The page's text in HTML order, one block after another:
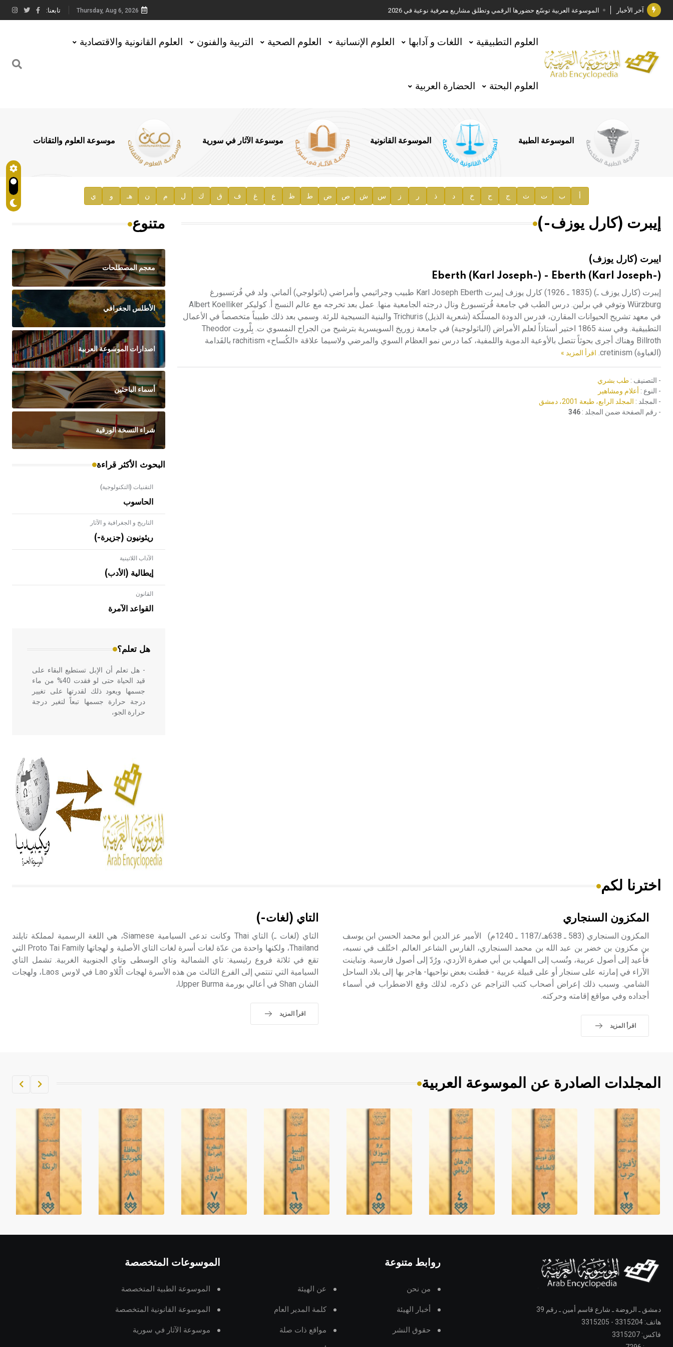
آخر الأخبار الموسوعة العربية توسّع حضورها الرقمي وتطلق مشاريع معرفية نوعية في 2026
جائزة مجمع الملك سلمان العالمي للغة العربية 2025
الأستاذ إياد خالد الطباع مدير عام لهيئة الموسوعة العربية
السيد محمد ياسين صالح وزيرا للثقافة
توصيات مجلس الإدارة
صدور المجلد السابع من موسوعة الآثار في سورية
إعلان..
هيئة الموسوعة العربية تطلق موسوعات جديدة في عام 2026
Thursday, Aug 6, 2026 تابعنا:
العلوم التطبيقية اللغات و آدابها العلوم الإنسانية العلوم الصحية التربية والفنون العلوم القانونية والاقتصادية
العلوم البحتة الحضارة العربية
الموسوعة الطبية الموسوعة القانونية موسوعة الآثار في سورية موسوعة العلوم والتقانات
أ ب ت ث ج ح خ د ذ ر ز س ش ص ض ط ظ ع غ ف ق ك ل م ن هـ و ي
إيبرت (كارل يوزف-)
ايبرت (كارل يوزف)
Eberth (Karl Joseph-) - Eberth (Karl Joseph-)
إيبرت (كارل يوزف ـ) (1835 ـ 1926) كارل يوزف إيبرت Karl Joseph Eberth طبيب وجراثيمي وأمراضي (باثولوجي) ألماني. ولد في فُرتسبورغ
Würzburg وتوفي في برلين. درس الطب في جامعة فُرتسبورغ ونال درجته الجامعية منها. عمل بعد تخرجه مع عالم النسج أ. كوليكر Albert Koelliker
في معهد تشريح الحيوانات المقارن، فدرس الدودة المسلّكة (شعرية الذيل) Trichuris والبنية النسيجية للرئة. وسمي بعد ذلك طبيباً متخصصاً في الأعمال
التطبيقية. وفي سنة 1865 اختير أستاذاً لعلم الأمراض (الباثولوجية) في جامعة زوريخ السويسرية بترشيح من الجراح النمسوي ت. بِلْروت Theodor
Billroth وهناك أجرى بحوثاً تتصل بالأوعية الدموية واللمفية، كما درس نمو العظام السوي والمرضي ولاسيما علاقة «الكُساح» rachitism بالفَدامة
(الغباوة) cretinism.
اقرأ المزيد »
- التصنيف : طب بشري
- النوع : أعلام ومشاهير
- المجلد : المجلد الرابع، طبعة 2001، دمشق
- رقم الصفحة ضمن المجلد : 346
متنوع
معجم المصطلحات
الأطلس الجغرافي
اصدارات الموسوعة العربية
أسماء الباحثين
شراء النسخة الورقية
البحوث الأكثر قراءة
التقنيات (التكنولوجية)
الحاسوب
التاريخ و الجغرافية و الآثار
ريئونيون (جزيرة-)
الآداب اللاتينية
إيطالية (الأدب)
القانون
القواعد الآمرة
هل تعلم؟
- هل تعلم أن الأبلق نوع من الفنون
الهندسية التي ارتبطت بالعمارة الإسلامية
في بلاد الشام ومصر خاصة، حيث يحرص
- هل تعلم أن الإبل تستطيع البقاء على
قيد الحياة حتى لو فقدت 40% من ماء
جسمها ويعود ذلك لقدرتها على تغيير
درجة حرارة جسمها تبعاً لتغير درجة
حرارة الجو،
أربعة مؤلفات هي: الحكم، الأدلة، تنظيم
التغذية، ورسالته في جروح الرأس.
ويعود له الفضل بأنه حرر الطب من
الدين والفلسفة.
- هل تعلم أن المرجان إفراز حيواني
يتكون في البحر ويتركب من مادة
كربونات الكلسيوم، وهو أحمر أو شديد
الحمرة وهو أجود أنواعه، ويمتاز بكبر
الحجم ويسمى الش
الإنكليزية أب
- هل تعلم أن أبجر Abgar اسم معروف
اخترنا لكم
المكزون السنجاري
المكزون السنجاري (583 ـ 638هـ/1187 ـ 1240م) الأمير عز الدين أبو محمد الحسن ابن يوسف
بن مكزون بن خضر بن عبد الله بن محمد السنجاري، الفارس الشاعر العالم. اختُلف في نسبه،
فأُعيد إلى أصول عربية، ونُسب إلى المهلب بن أبي صفرة الأزدي، ورُدّ إلى أصول فارسية. وتباينت
الآراء في إمارته على سنجار أو على قبيلة عربية - قطنت بعض نواحيها- هاجر بها إلى بلاد الساحل
الشامي. وسبب ذلك إعراض أصحاب كتب التراجم عن ذكره، لذلك وقع الاضطراب في أسماء
أجداده وفي مواقع إقامته وحركته.
اقرأ المزيد
التاي (لغات-)
التاي (لغات ـ) التاي Thai وكانت تدعى السيامية Siamese، هي اللغة الرسمية لمملكة تايلند
Thailand، ولكنها واحدة من عدّة لغات أسرة لغات التاي الأصلية و لهجاتها Proto Tai Family التي
تقع في ثلاثة فروع رئيسية: تاي الشمالية وتاي الوسطى وتاي الجنوبية الغربية. تشمل التاي
السيامية التي تنتمي إلى الفرع الثالث من هذه الأسرة لهجات الّلاو Lao في لاوس Laos، ولهجات
الشان Shan في أعالي بورمة Upper Burma،
اقرأ المزيد
المجلدات الصادرة عن الموسوعة العربية
دمشق ـ الروضة ـ شارع قاسم أمين ـ رقم 39
هاتف: 3315204 - 3315205
فاكس: 3315207
روابط متنوعة
من نحن عن الهيئة
أخبار الهيئة كلمة المدير العام
حقوق النشر مواقع ذات صلة
الموسوعات المتخصصة
الموسوعة الطبية المتخصصة
الموسوعة القانونية المتخصصة
موسوعة الآثار في سورية